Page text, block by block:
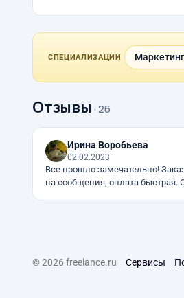
СПЕЦИАЛИЗАЦИИ
Отзывы · 26
Ирина Воробьева
02.02.2023
Все прошло замечательно!
на сообщения, оплата быстрая.
© 2026 freelance.ru Сервисы